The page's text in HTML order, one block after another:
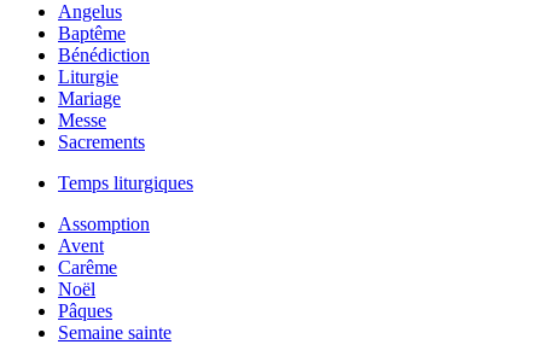
Angelus
Baptême
Bénédiction
Liturgie
Mariage
Messe
Sacrements
Temps liturgiques
Assomption
Avent
Carême
Noël
Pâques
Semaine sainte